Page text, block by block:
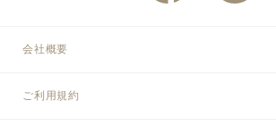
会社概要
ご利用規約